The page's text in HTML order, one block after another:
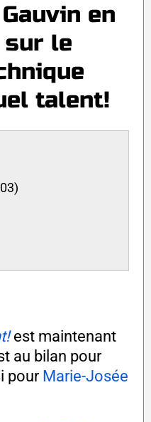
en
sur le
talent!
est maintenant
au bilan pour
pour Marie-Josée